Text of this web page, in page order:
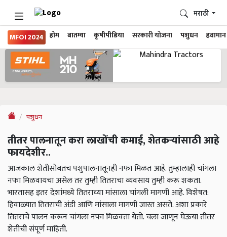
MFOI 2024 होम बातम्या कृषीपीडिया सरकारी योजना पशुधन हवामान
मराठी
पशुधन
तीतर पालनातून करा लाखोंची कमाई, शेतकऱ्यांसाठी आहे
फायदेशीर..
आजकाल शेतीसोबतच पशुपालनातूनही नफा मिळत आहे. तुम्हालाही चांगला
नफा मिळवायचा असेल तर तुम्ही तितराचा व्यवसाय तुम्ही करू शकता.
भारतासह इतर देशांमध्ये तितराच्या मांसाला चांगली मागणी आहे. विशेषत:
हिवाळ्यात तितराची अंडी आणि मांसाला मागणी जास्त असते. अशा प्रकारे
तितराचे पालन करून चांगला नफा मिळवता येतो. चला जाणून घेऊया तीतर
शेतीची संपूर्ण माहिती.